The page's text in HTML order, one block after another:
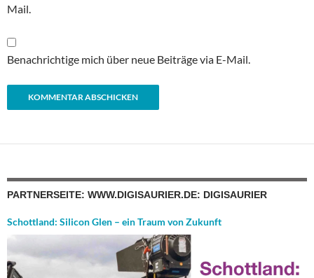
Mail.
Benachrichtige mich über neue Beiträge via E-Mail.
PARTNERSEITE: WWW.DIGISAURIER.DE: DIGISAURIER
Schottland: Silicon Glen – ein Traum von Zukunft